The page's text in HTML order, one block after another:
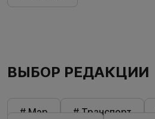
ВЫБОР РЕДАКЦИИ
# Мэр # Транспорт